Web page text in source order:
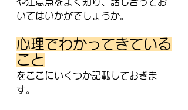
や注意点をよく知り、話し合ってお
いてはいかがでしょうか。
心理でわかってきている
こと
をここにいくつか記載しておきま
す。